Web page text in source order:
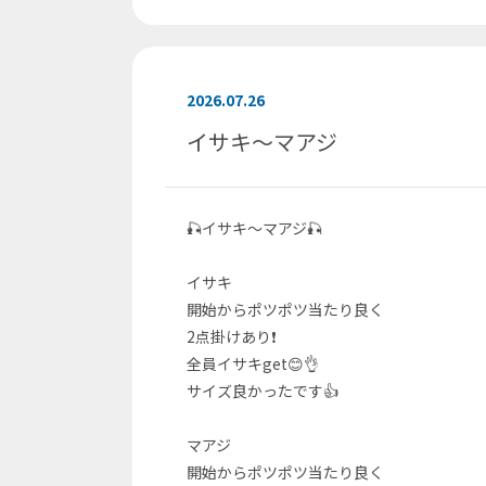
2026.07.26
イサキ～マアジ
🎣イサキ～マアジ🎣
イサキ
開始からポツポツ当たり良く
2点掛けあり❗
全員イサキget😊👌
サイズ良かったです👍
マアジ
開始からポツポツ当たり良く